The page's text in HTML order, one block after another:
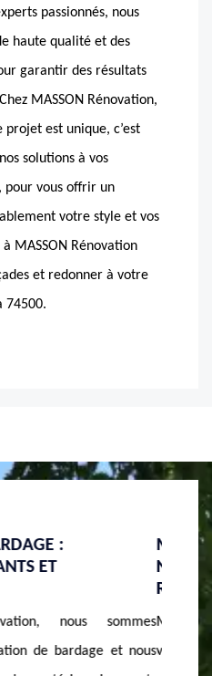
passionnés, nous
haute qualité et des
garantir des résultats
MASSON Rénovation,
projet est unique, c’est
solutions à vos
pour vous offrir un
votre style et vos
MASSON Rénovation
et redonner à votre
74500.
: POURQUOI
VOTRE PROJET DE
nous choisir pour
de bardage. Nous
Chez